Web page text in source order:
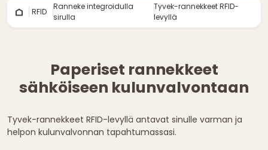
RFID
Ranneke integroidulla
sirulla
Tyvek-rannekkeet RFID-
levyllä
Paperiset rannekkeet
sähköiseen kulunvalvontaan
Tyvek-rannekkeet RFID-levyllä antavat sinulle varman ja
helpon kulunvalvonnan tapahtumassasi.